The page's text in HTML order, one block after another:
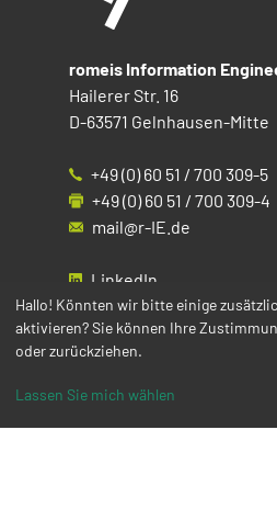
romeis Information
Hailerer Str. 16
D-63571 Gelnhausen-Mitte
+49 (0) 60 51 / 700 309-5
+49 (0) 60 51 / 700 309-4
mail@r-IE.de
LinkedIn
Instagram
Facebook
YouTube
Hallo! Könnten wir bitte einige
aktivieren? Sie können Ihre
oder zurückziehen.
Lassen Sie mich wählen